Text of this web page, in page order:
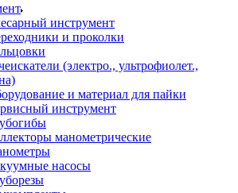
инструмент
и проколки
(электро., ультрофиолет.,
и материал для пайки
инструмент
манометрические
насосы